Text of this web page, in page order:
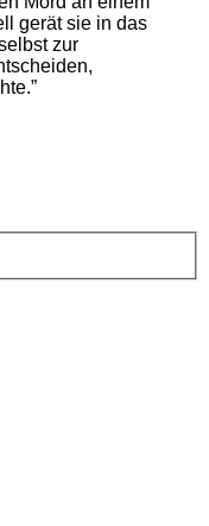
gerät sie in das
zur